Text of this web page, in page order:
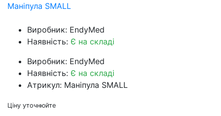
Маніпула SMALL
Виробник: EndyMed
Наявність: Є на складі
Виробник: EndyMed
Наявність: Є на складі
Атрикул: Маніпула SMALL
Ціну уточнюйте